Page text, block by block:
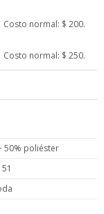
normal: $ 200.
normal: $ 250.
50% poliéster